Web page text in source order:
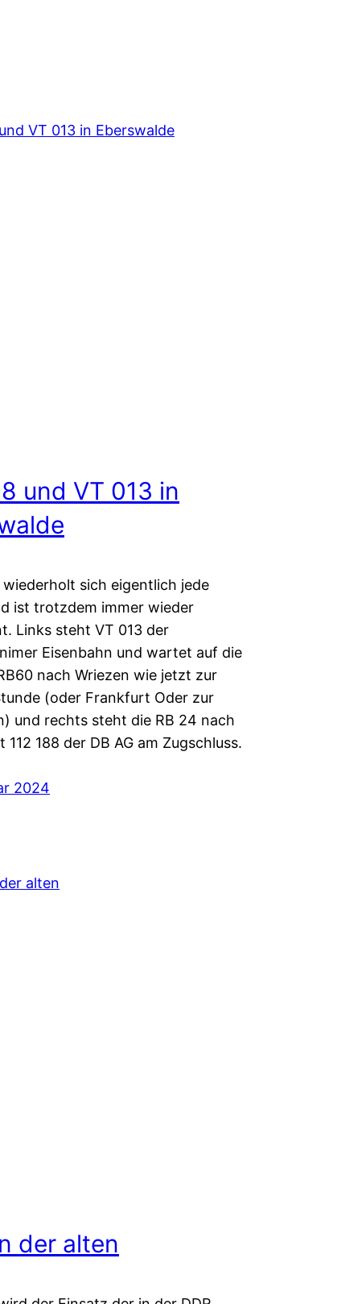
und VT 013 in
wiederholt sich eigentlich jede
ist trotzdem immer wieder
Links steht VT 013 der
Eisenbahn und wartet auf die
nach Wriezen wie jetzt zur
(oder Frankfurt Oder zur
und rechts steht die RB 24 nach
112 188 der DB AG am Zugschluss.
2024
der alten